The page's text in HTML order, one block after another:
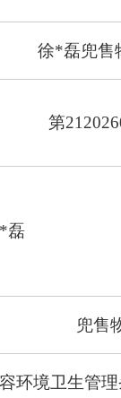
徐*磊兜售
第
*磊
兜售
容环境卫生管